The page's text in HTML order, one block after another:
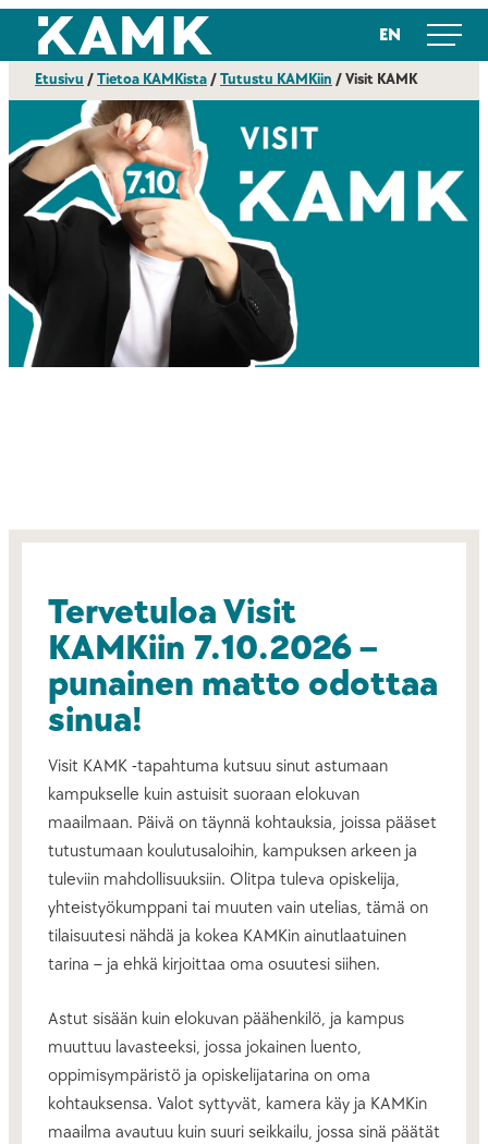
Siirry
suoraan
sisältöön
Kajaanin ammattikorkeakoulu EN
Etusivu /Tietoa KAMKista/Tutustu KAMKiin /Visit KAMK
Tervetuloa Visit
KAMKiin 7.10.2026 –
punainen matto odottaa
sinua!
Visit KAMK -tapahtuma kutsuu sinut astumaan
kampukselle kuin astuisit suoraan elokuvan
maailmaan. Päivä on täynnä kohtauksia, joissa pääset
tutustumaan koulutusaloihin, kampuksen arkeen ja
tuleviin mahdollisuuksiin. Olitpa tuleva opiskelija,
yhteistyökumppani tai muuten vain utelias, tämä on
tilaisuutesi nähdä ja kokea KAMKin ainutlaatuinen
tarina – ja ehkä kirjoittaa oma osuutesi siihen.
Astut sisään kuin elokuvan päähenkilö, ja kampus
muuttuu lavasteeksi, jossa jokainen luento,
oppimisympäristö ja opiskelijatarina on oma
kohtauksensa. Valot syttyvät, kamera käy ja KAMKin
maailma avautuu kuin suuri seikkailu, jossa sinä päätät